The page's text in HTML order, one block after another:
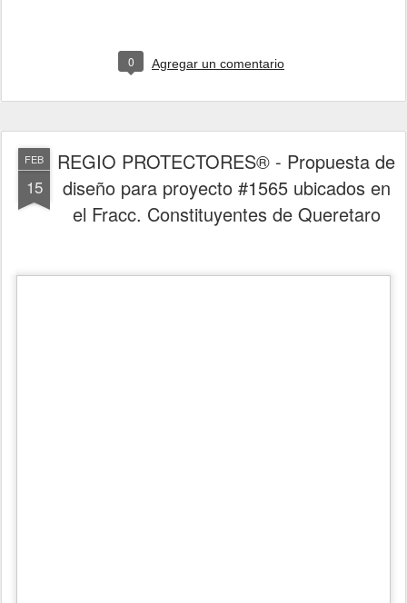
0 Agregar un comentario
FEB
15
REGIO PROTECTORES® - Propuesta de
diseño para proyecto #1565 ubicados en
el Fracc. Constituyentes de Queretaro